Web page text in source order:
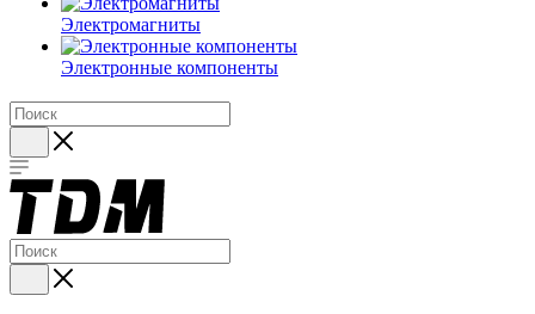
Электромагниты
Электронные компоненты